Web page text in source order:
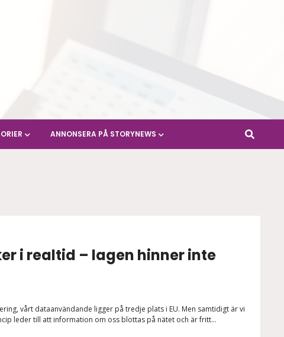
ANNONSERA PÅ STORYNEWS
i realtid – lagen hinner inte
vårt dataanvändande ligger på tredje plats i EU. Men samtidigt är vi
leder till att information om oss blottas på nätet och är fritt...